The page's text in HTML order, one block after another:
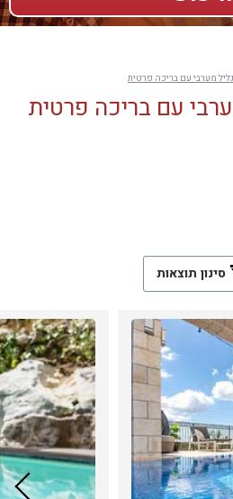
מערבי עם בריכה פרטית
עם בריכה פרטית
סינון תוצאות